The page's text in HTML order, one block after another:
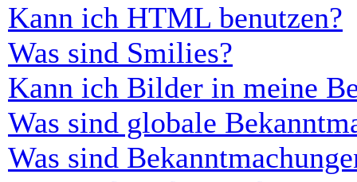
Kann ich HTML benutzen?
Was sind Smilies?
Kann ich Bilder in meine
Was sind globale
Was sind